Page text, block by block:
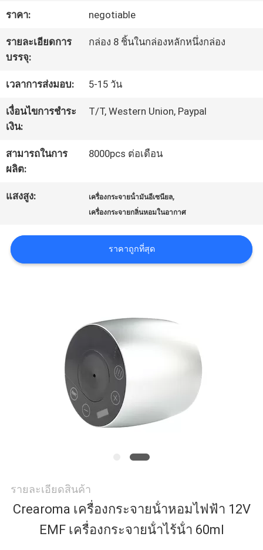
ทัวร์
คุณภาพ
เรา
นโยบาย
ราคา: negotiable
รายละเอียดการ
บรรจุ:
กล่อง 8 ชิ้นในกล่องหลักหนึ่งกล่อง
เวลาการส่งมอบ: 5-15 วัน
เงื่อนไขการชำระ
เงิน:
T/T, Western Union, Paypal
สามารถในการ
ผลิต:
8000pcs ต่อเดือน
แสงสูง: เครื่องกระจายน้ํามันอีเซนียล,
เครื่องกระจายกลิ่นหอมในอากาศ
ราคาถูกที่สุด
รายละเอียดสินค้า
Crearoma เครื่องกระจายน้ําหอมไฟฟ้า 12V
EMF เครื่องกระจายน้ําไร้น้ํา 60ml